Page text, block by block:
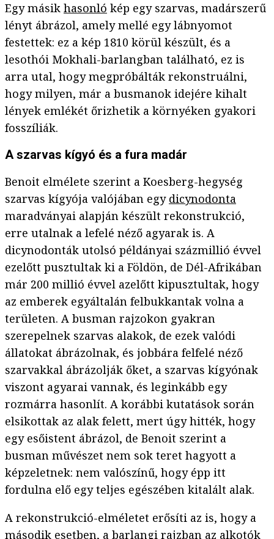
Egy másik hasonló kép egy szarvas, madárszerű
lényt ábrázol, amely mellé egy lábnyomot
festettek: ez a kép 1810 körül készült, és a
lesothói Mokhali-barlangban található, ez is
arra utal, hogy megpróbálták rekonstruálni,
hogy milyen, már a busmanok idejére kihalt
lények emlékét őrizhetik a környéken gyakori
fosszíliák.
A szarvas kígyó és a fura madár
Benoit elmélete szerint a Koesberg-hegység
szarvas kígyója valójában egy dicynodonta
maradványai alapján készült rekonstrukció,
erre utalnak a lefelé néző agyarak is. A
dicynodonták utolsó példányai százmillió évvel
ezelőtt pusztultak ki a Földön, de Dél-Afrikában
már 200 millió évvel azelőtt kipusztultak, hogy
az emberek egyáltalán felbukkantak volna a
területen. A busman rajzokon gyakran
szerepelnek szarvas alakok, de ezek valódi
állatokat ábrázolnak, és jobbára felfelé néző
szarvakkal ábrázolják őket, a szarvas kígyónak
viszont agyarai vannak, és leginkább egy
rozmárra hasonlít. A korábbi kutatások során
elsikottak az alak felett, mert úgy hitték, hogy
egy esőistent ábrázol, de Benoit szerint a
busman művészet nem sok teret hagyott a
képzeletnek: nem valószínű, hogy épp itt
fordulna elő egy teljes egészében kitalált alak.
A rekonstrukció-elméletet erősíti az is, hogy a
második esetben, a barlangi rajzban az alkotók